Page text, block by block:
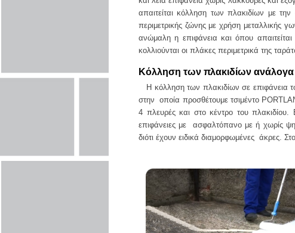
απαιτείται κόλληση των πλακιδίων με
περιμετρικής ζώνης με χρήση μεταλλικής
ανώμαλη η επιφάνεια και όπου
κολλιούνται οι πλάκες περιμετρικά της
Κόλληση των πλακιδίων ανάλογα
Η κόλληση των πλακιδίων σε επιφάνεια
στην οποία προσθέτουμε τσιμέντο
4 πλευρές και στο κέντρο του
επιφάνειες με ασφαλτόπανο με ή χωρίς
διότι έχουν ειδικά διαμορφωμένες άκρες.